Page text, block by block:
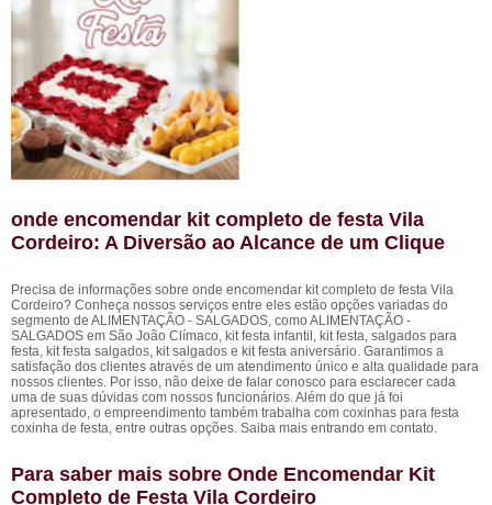
onde encomendar kit completo de festa Vila
Cordeiro: A Diversão ao Alcance de um Clique
Precisa de informações sobre onde encomendar kit completo de festa Vila
Cordeiro? Conheça nossos serviços entre eles estão opções variadas do
segmento de ALIMENTAÇÃO - SALGADOS, como ALIMENTAÇÃO -
SALGADOS em São João Clímaco, kit festa infantil, kit festa, salgados para
festa, kit festa salgados, kit salgados e kit festa aniversário. Garantimos a
satisfação dos clientes através de um atendimento único e alta qualidade para
nossos clientes. Por isso, não deixe de falar conosco para esclarecer cada
uma de suas dúvidas com nossos funcionários. Além do que já foi
apresentado, o empreendimento também trabalha com coxinhas para festa
coxinha de festa, entre outras opções. Saiba mais entrando em contato.
Para saber mais sobre Onde Encomendar Kit
Completo de Festa Vila Cordeiro